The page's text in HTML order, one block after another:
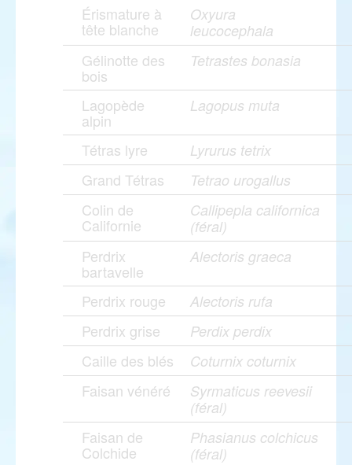
Érismature à
tête blanche
Oxyura
leucocephala
Gélinotte des
bois
Tetrastes bonasia
Lagopède
alpin
Lagopus muta
Tétras lyre Lyrurus tetrix
Grand Tétras Tetrao urogallus
Colin de
Californie
Callipepla californica
(féral)
Perdrix
bartavelle
Alectoris graeca
Perdrix rouge Alectoris rufa
Perdrix grise Perdix perdix
Caille des blés Coturnix coturnix
Faisan vénéré
Syrmaticus reevesii
(féral)
Faisan de
Colchide
Phasianus colchicus
(féral)